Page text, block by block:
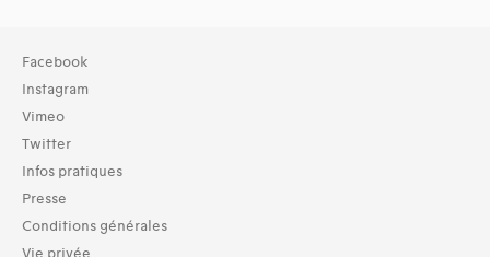
Facebook
Instagram
Vimeo
Twitter
Infos pratiques
Presse
Conditions générales